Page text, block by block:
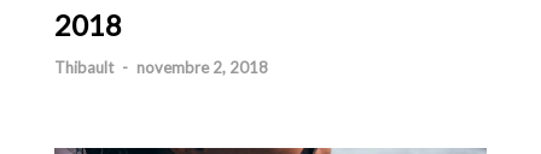
2018
Thibault - novembre 2, 2018